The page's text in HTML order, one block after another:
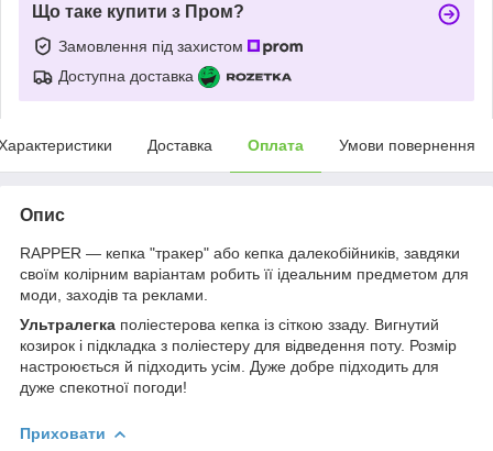
Що таке купити з Пром?
Замовлення під захистом
Доступна доставка
Доставка Оплата Умови повернення
Опис
RAPPER — кепка "тракер" або кепка далекобійників, завдяки
своїм колірним варіантам робить її ідеальним предметом для
моди, заходів та реклами.
Ультралегка поліестерова кепка із сіткою ззаду. Вигнутий
козирок і підкладка з поліестеру для відведення поту. Розмір
настроюється й підходить усім. Дуже добре підходить для
дуже спекотної погоди!
Приховати